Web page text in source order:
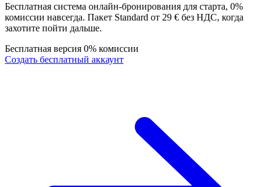
Бесплатная система онлайн-бронирования для старта, 0%
комиссии навсегда. Пакет Standard от 29 € без НДС, когда
захотите пойти дальше.
Бесплатная версия 0% комиссии
Создать бесплатный аккаунт